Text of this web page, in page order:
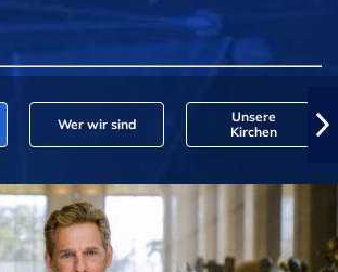
Wer wir sind
Unsere
Kirchen